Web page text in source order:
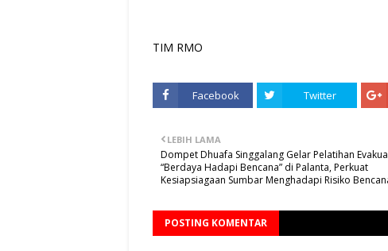
TIM RMO
Facebook Twitter
LEBIH LAMA
Dompet Dhuafa Singgalang Gelar Pelatihan
“Berdaya Hadapi Bencana” di Palanta, Perkuat
Kesiapsiagaan Sumbar Menghadapi Risiko
POSTING KOMENTAR